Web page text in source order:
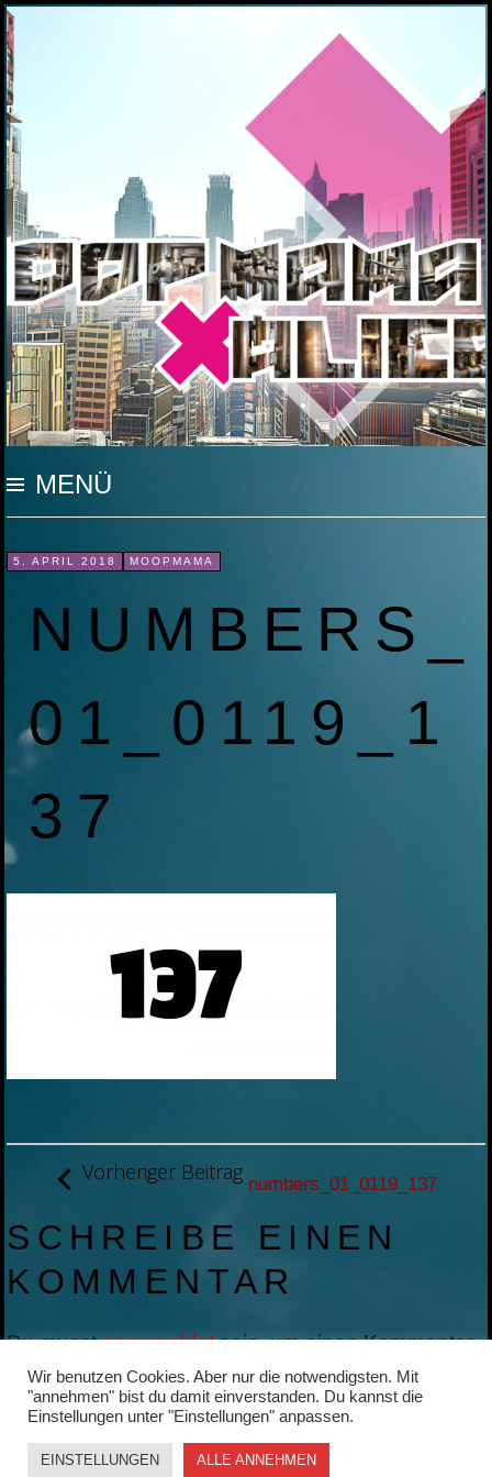
MOOP MAMA
MENÜ
INHALT
SPRINGEN
5. APRIL 2018 MOOPMAMA
NUMBERS_
01_0119_1
37
BEITRAGSNAVIGATION
Vorheriger Beitrag numbers_01_0119_137
SCHREIBE EINEN
KOMMENTAR
Du musstangemeldetsein, um einen Kommentar
abzugeben.
Wir benutzen Cookies. Aber nur die notwendigsten. Mit
"annehmen" bist du damit einverstanden. Du kannst die
Einstellungen unter "Einstellungen" anpassen.
EINSTELLUNGEN ALLE ANNEHMEN